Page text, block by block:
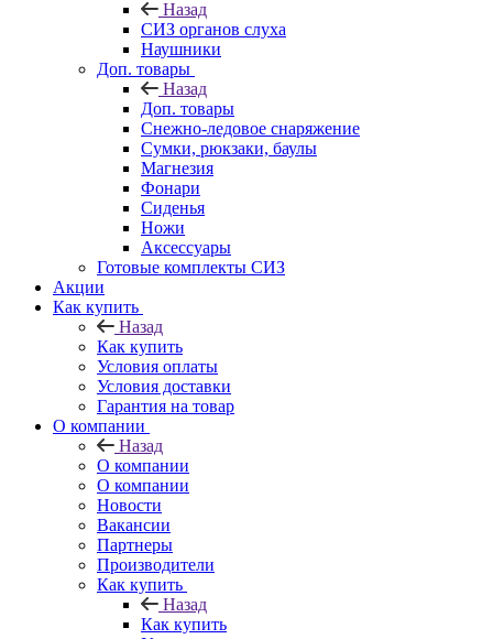
Назад
СИЗ органов слуха
Наушники
Доп. товары
Назад
Доп. товары
Снежно-ледовое снаряжение
Сумки, рюкзаки, баулы
Магнезия
Фонари
Сиденья
Ножи
Аксессуары
Готовые комплекты СИЗ
Акции
Как купить
Назад
Как купить
Условия оплаты
Условия доставки
Гарантия на товар
О компании
Назад
О компании
О компании
Новости
Вакансии
Партнеры
Производители
Как купить
Назад
Как купить